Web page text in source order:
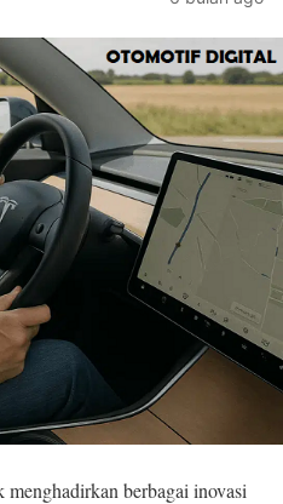
berbagai inovasi